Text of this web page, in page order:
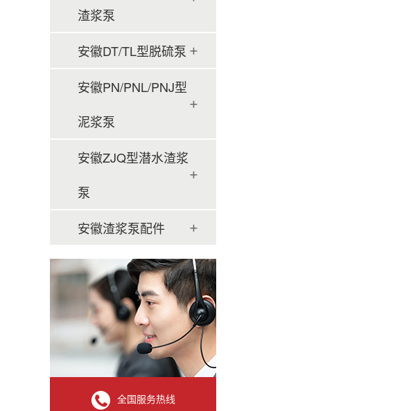
渣浆泵
安徽DT/TL型脱硫泵
安徽PN/PNL/PNJ型
泥浆泵
安徽ZJQ型潜水渣浆
泵
安徽渣浆泵配件
全国服务热线